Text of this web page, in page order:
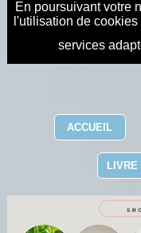
En poursuivant votre
l'utilisation de
services
ACCUEIL
LIVRE